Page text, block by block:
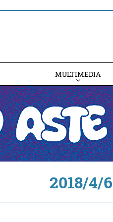
MULTIMEDIA
2018/4/6